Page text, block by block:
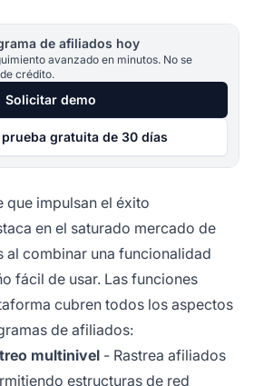
de afiliados hoy
avanzado en minutos. No se
crédito.
Solicitar demo
gratuita de 30 días
que impulsan el éxito
en el saturado mercado de
al combinar una funcionalidad
fácil de usar. Las funciones
cubren todos los aspectos
de afiliados:
multinivel - Rastrea afiliados
estructuras de red